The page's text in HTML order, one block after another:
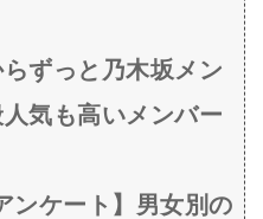
ずっと乃木坂メン
気も高いメンバー
ンケート】男女別の